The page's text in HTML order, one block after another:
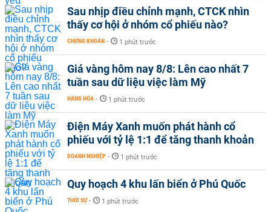
Sau nhịp điều chỉnh mạnh, CTCK nhìn
thấy cơ hội ở nhóm cổ phiếu nào?
CHỨNG KHOÁN - 1 phút trước
Giá vàng hôm nay 8/8: Lên cao nhất 7
tuần sau dữ liệu việc làm Mỹ
HÀNG HÓA - 1 phút trước
Điện Máy Xanh muốn phát hành cổ
phiếu với tỷ lệ 1:1 để tăng thanh khoản
DOANH NGHIỆP - 1 phút trước
Quy hoạch 4 khu lấn biển ở Phú Quốc
THỜI SỰ - 1 phút trước